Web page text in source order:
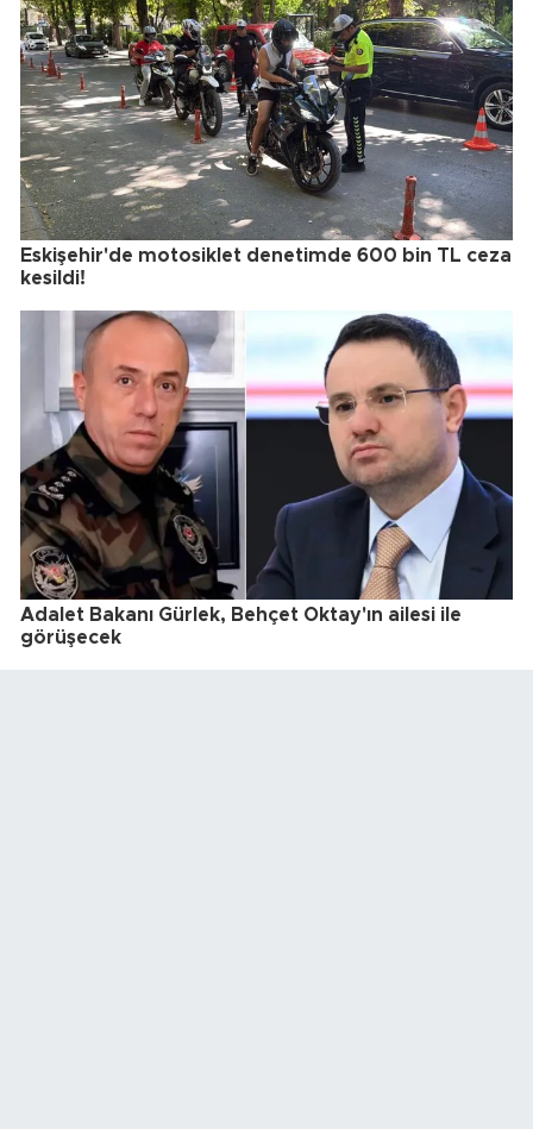
Eskişehir'de motosiklet denetimde 600 bin TL ceza
kesildi!
Adalet Bakanı Gürlek, Behçet Oktay'ın ailesi ile
görüşecek